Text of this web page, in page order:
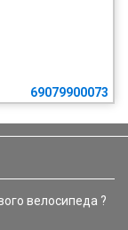
69079900073
велосипеда ?